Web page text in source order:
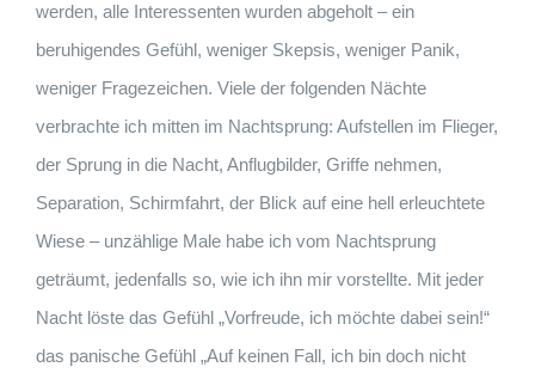
werden, alle Interessenten wurden abgeholt – ein
beruhigendes Gefühl, weniger Skepsis, weniger Panik,
weniger Fragezeichen. Viele der folgenden Nächte
verbrachte ich mitten im Nachtsprung: Aufstellen im Flieger,
der Sprung in die Nacht, Anflugbilder, Griffe nehmen,
Separation, Schirmfahrt, der Blick auf eine hell erleuchtete
Wiese – unzählige Male habe ich vom Nachtsprung
geträumt, jedenfalls so, wie ich ihn mir vorstellte. Mit jeder
Nacht löste das Gefühl „Vorfreude, ich möchte dabei sein!“
das panische Gefühl „Auf keinen Fall, ich bin doch nicht